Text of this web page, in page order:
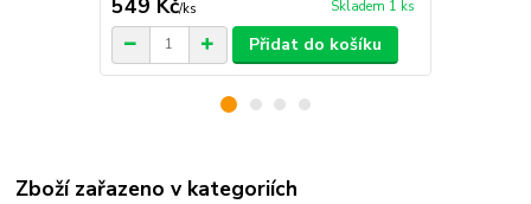
549 Kč/ks Skladem 1 ks
Přidat do košíku
Zboží zařazeno v kategoriích